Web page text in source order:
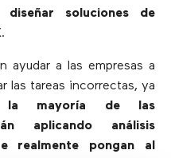
soluciones de
.
ayudar a las empresas a
las tareas incorrectas, ya
la mayoría de las
aplicando análisis
realmente pongan al